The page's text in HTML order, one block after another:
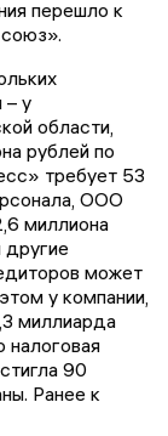
перешло к
– у
области,
рублей по
требует 53
ООО
миллиона
может
у компании,
миллиарда
налоговая
90
Ранее к